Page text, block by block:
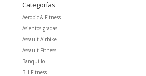
Categorías
Aerobic & Fitness
Asientos gradas
Assault Airbike
Assault Fitness
Banquillo
BH Fitness